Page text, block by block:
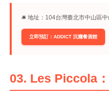
🛎︎ 地址：104台灣臺北市中山區
立即預訂：ADDICT 沉癮餐酒館
03. Les Piccola